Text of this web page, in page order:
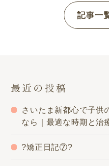
記事一
最近の投稿
さいたま新都心で子供
なら｜最適な時期と治
?矯正日記⑦?